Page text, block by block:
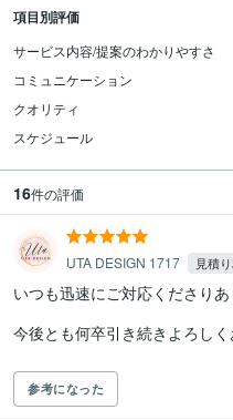
項目別評価
サービス内容/提案のわかりやすさ
コミュニケーション
クオリティ
スケジュール
16件の評価
UTA DESIGN 1717 見積
いつも迅速にご対応くださり
今後とも何卒引き続きよろしく
参考になった